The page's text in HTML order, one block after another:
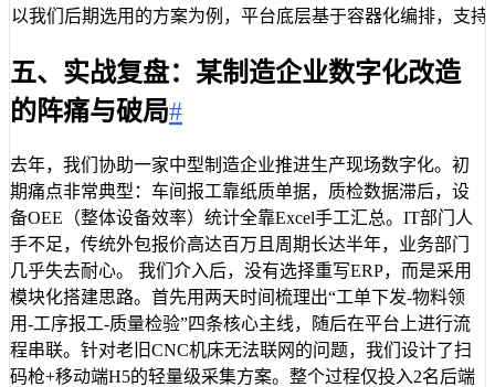
以我们后期选用的方案为例，平台底层基于容器化编排，支
五、实战复盘：某制造企业数字化改造
的阵痛与破局#
去年，我们协助一家中型制造企业推进生产现场数字化。初
期痛点非常典型：车间报工靠纸质单据，质检数据滞后，设
备OEE（整体设备效率）统计全靠Excel手工汇总。IT部门人
手不足，传统外包报价高达百万且周期长达半年，业务部门
几乎失去耐心。 我们介入后，没有选择重写ERP，而是采用
模块化搭建思路。首先用两天时间梳理出“工单下发-物料领
用-工序报工-质量检验”四条核心主线，随后在平台上进行流
程串联。针对老旧CNC机床无法联网的问题，我们设计了扫
码枪+移动端H5的轻量级采集方案。整个过程仅投入2名后端